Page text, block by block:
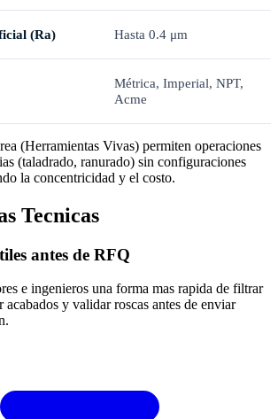
(Ra) Hasta 0.4 μm
Métrica, Imperial, NPT,
Acme
(Herramientas Vivas) permiten operaciones
(taladrado, ranurado) sin configuraciones
la concentricidad y el costo.
Tecnicas
antes de RFQ
e ingenieros una forma mas rapida de filtrar
acabados y validar roscas antes de enviar